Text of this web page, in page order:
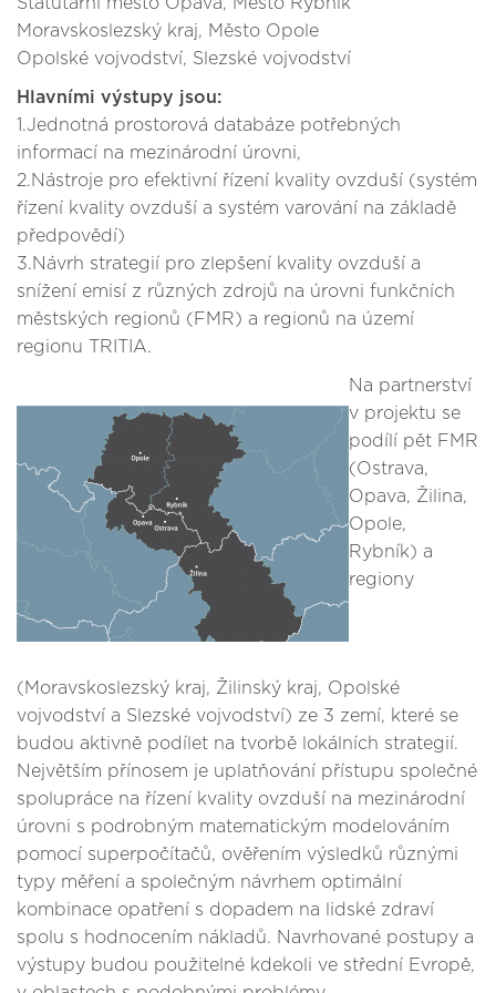
Moravskoslezský kraj, Město Opole
Opolské vojvodství, Slezské vojvodství
Hlavními výstupy jsou:
1.Jednotná prostorová databáze potřebných
informací na mezinárodní úrovni,
2.Nástroje pro efektivní řízení kvality ovzduší (systém
řízení kvality ovzduší a systém varování na základě
předpovědí)
3.Návrh strategií pro zlepšení kvality ovzduší a
snížení emisí z různých zdrojů na úrovni funkčních
městských regionů (FMR) a regionů na území
regionu TRITIA.
Na partnerství
v projektu se
podílí pět FMR
(Ostrava,
Opava, Žilina,
Opole,
Rybník) a
regiony
(Moravskoslezský kraj, Žilinský kraj, Opolské
vojvodství a Slezské vojvodství) ze 3 zemí, které se
budou aktivně podílet na tvorbě lokálních strategií.
Největším přínosem je uplatňování přístupu společné
spolupráce na řízení kvality ovzduší na mezinárodní
úrovni s podrobným matematickým modelováním
pomocí superpočítačů, ověřením výsledků různými
typy měření a společným návrhem optimální
kombinace opatření s dopadem na lidské zdraví
spolu s hodnocením nákladů. Navrhované postupy a
výstupy budou použitelné kdekoli ve střední Evropě,